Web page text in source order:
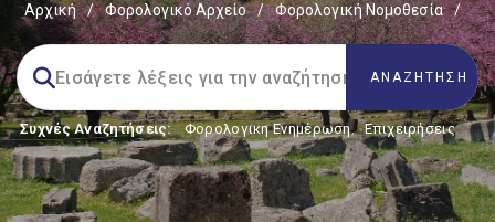
Αρχική / Φορολογικό Αρχείο / Φορολογική Νομοθεσία /
Συχνές Αναζητήσεις: Φορολογικη Ενημέρωση, Επιχειρήσεις